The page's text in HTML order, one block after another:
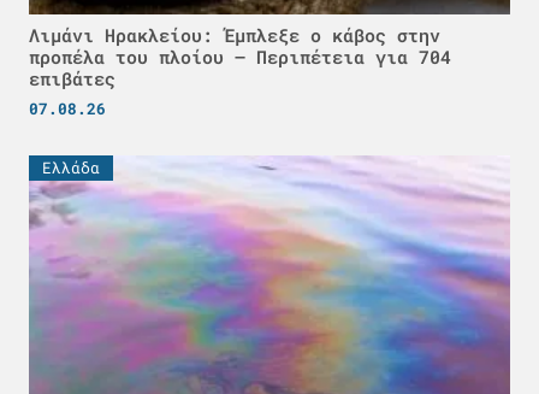
Λιμάνι Ηρακλείου: Έμπλεξε ο κάβος στην
προπέλα του πλοίου – Περιπέτεια για 704
επιβάτες
07.08.26
Ελλάδα